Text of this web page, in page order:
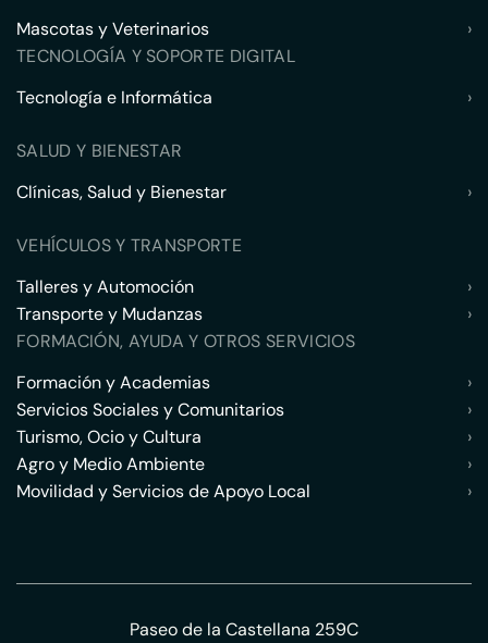
Mascotas y Veterinarios
›
TECNOLOGÍA Y SOPORTE DIGITAL
Tecnología e Informática
›
SALUD Y BIENESTAR
Clínicas, Salud y Bienestar
›
VEHÍCULOS Y TRANSPORTE
Talleres y Automoción
›
Transporte y Mudanzas
›
FORMACIÓN, AYUDA Y OTROS SERVICIOS
Formación y Academias
›
Servicios Sociales y Comunitarios
›
Turismo, Ocio y Cultura
›
Agro y Medio Ambiente
›
Movilidad y Servicios de Apoyo Local
›
Paseo de la Castellana 259C